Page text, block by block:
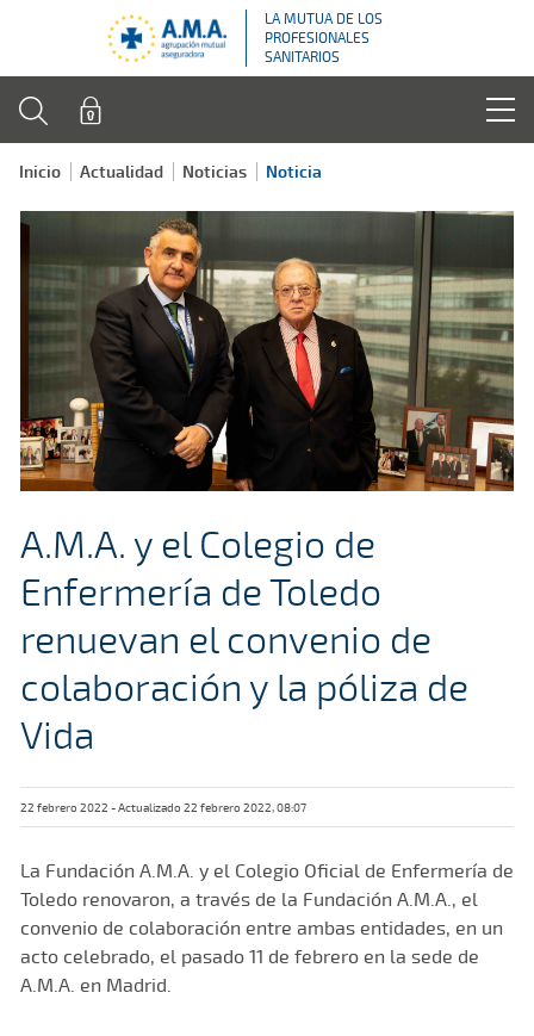
LA MUTUA DE LOS
PROFESIONALES
SANITARIOS
Inicio Actualidad Noticias Noticia
A.M.A. y el Colegio de
Enfermería de Toledo
renuevan el convenio de
colaboración y la póliza de
Vida
22 febrero 2022 - Actualizado 22 febrero 2022, 08:07
La Fundación A.M.A. y el Colegio Oficial de Enfermería de
Toledo renovaron, a través de la Fundación A.M.A., el
convenio de colaboración entre ambas entidades, en un
acto celebrado, el pasado 11 de febrero en la sede de
A.M.A. en Madrid.